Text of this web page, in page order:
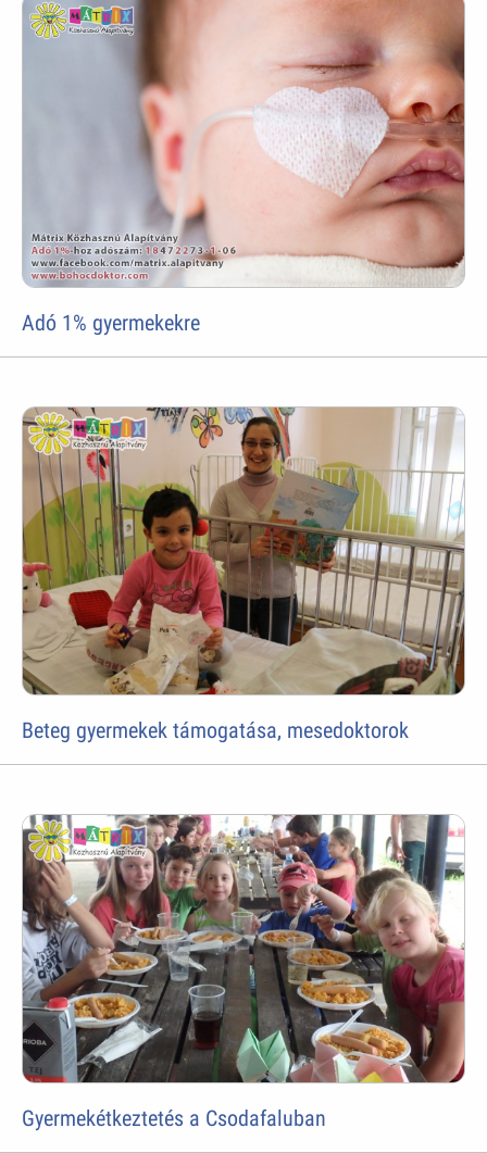
Adó 1% gyermekekre
Beteg gyermekek támogatása, mesedoktorok
Gyermekétkeztetés a Csodafaluban